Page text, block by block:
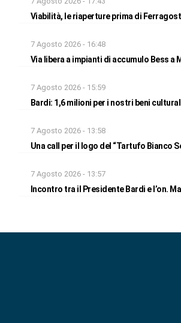
Viabilità, le riaperture prima di
7 Agosto 2026 - 16:48
Via libera a impianti di accumulo Bess a
7 Agosto 2026 - 15:59
Bardi: 1,6 milioni per i nostri beni
7 Agosto 2026 - 13:58
Una call per il logo del “Tartufo Bianco
7 Agosto 2026 - 13:57
Incontro tra il Presidente Bardi e l’on.